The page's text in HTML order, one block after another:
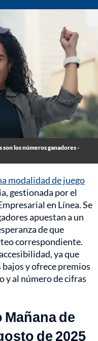
los números ganadores -
modalidad de juego
gestionada por el
en Línea. Se
apuestan a un
de que
correspondiente.
ya que
y ofrece premios
y al número de cifras
de
de 2025